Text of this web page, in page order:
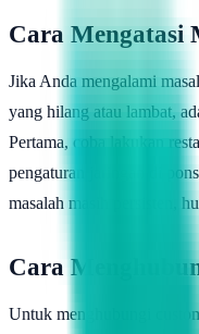
Cara Mengatasi
Jika Anda mengalami
yang hilang atau lambat,
Pertama, coba lakukan
pengaturan jaringan di
masalah masih persisten,
Cara
Untuk menghubungi